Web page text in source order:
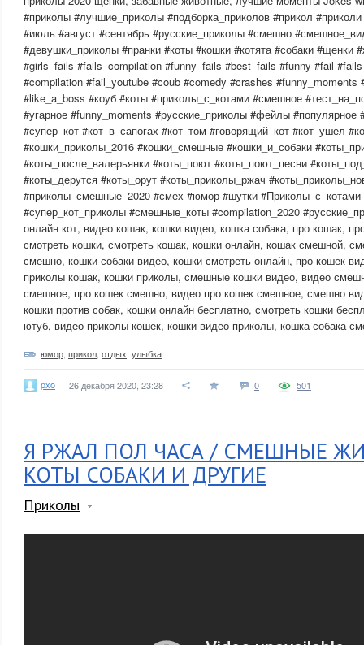
#приколы #лучшие_приколы #подборка_приколов #прикол
#июль #август #сентябрь #русские_приколы #смешно
#девушки_приколы #пранки #коты #кошки #котята #собаки #щенки
#girls_fails #fails_compilation #funny_fails #best_fails #funny #fail
#compilation #fail_youtube #coub #comedy #crashes #funny_moments
#like_a_boss #коуб #коты #приколы_с_котами #смешное
#угарное #funny_moments #русские_приколы #фейлы #популярное
#супер_кот #кот_в_сапогах #кот_том #говорящий_кот #кот_ушел
#кошки_приколы_2016 #кошки_смешные #кошки_и_собаки
#коты_после_валерьянки #коты_поют #коты_поют_песни
#коты_дерутся #коты_орут #коты_приколы_ржач
#приколы_смешные_2020 #смех #юмор #шутки #Приколы_с_котами
#супер_кот_приколы #смешные_коты #compilation_2020
онлайн кот, видео кошак, кошки видео, кошка собака, про кошак,
смотреть кошки, смотреть кошак, кошки онлайн, кошак смешной,
смешно, кошки собаки видео, кошки смотреть онлайн, про кошек
приколы кошак, кошки приколы, смешные кошки видео, видео
смешное, про кошек смешно, видео про кошек смешное, смешно
кошки против собак, кошки онлайн бесплатно, смотреть кошки
ютуб, видео приколы кошек, кошки видео приколы, кошка собака
юмор прикол отдых улыбка
pxo 26 декабря 2020, 23:28 0 501
Я РЖАЛ ПОЛ ЧАСА / СМЕШНЫЕ
КОТЫ СОБАКИ И ДРУГИЕ
Приколы